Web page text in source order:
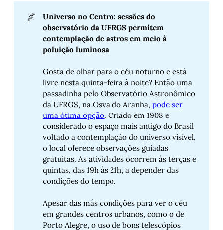
🌌
Universo no Centro: sessões do
observatório da UFRGS permitem
contemplação de astros em meio à
poluição luminosa
Gosta de olhar para o céu noturno e está
livre nesta quinta-feira à noite? Então uma
passadinha pelo Observatório Astronômico
da UFRGS, na Osvaldo Aranha,pode ser
uma ótima opção. Criado em 1908 e
considerado o espaço mais antigo do Brasil
voltado a contemplação do universo visível,
o local oferece observações guiadas
gratuitas. As atividades ocorrem às terças e
quintas, das 19h às 21h, a depender das
condições do tempo.
Apesar das más condições para ver o céu
em grandes centros urbanos, como o de
Porto Alegre, o uso de bons telescópios